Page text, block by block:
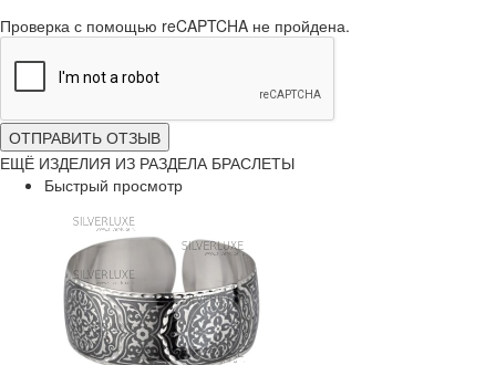
Проверка с помощью reCAPTCHA не пройдена.
ОТПРАВИТЬ ОТЗЫВ
ЕЩЁ ИЗДЕЛИЯ ИЗ РАЗДЕЛА БРАСЛЕТЫ
Быстрый просмотр